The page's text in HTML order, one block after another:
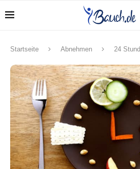
Startseite Abnehmen 24